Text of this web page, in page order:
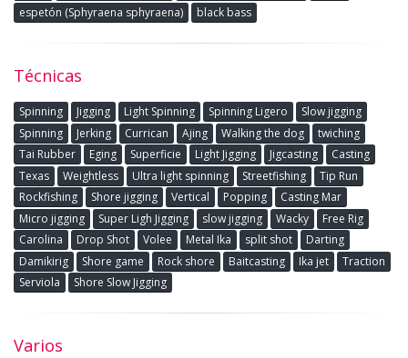
espetón (Sphyraena sphyraena)
black bass
Técnicas
Spinning Jigging Light Spinning Spinning Ligero
Slow jigging
Spinning
Jerking Currican Ajing Walking the dog
twiching
Tai Rubber
Eging Superficie Light Jigging Jigcasting
Casting
Texas
Weightless Ultra light spinning Streetfishing
Tip Run
Rockfishing
Shore jigging Vertical Popping
Casting Mar
Micro jigging
Super Ligh Jigging slow jigging Wacky
Free Rig
Carolina
Drop Shot Volee Metal Ika split shot
Darting
Damikirig
Shore game Rock shore Baitcasting Ika jet
Traction
Serviola
Shore Slow Jigging
Varios